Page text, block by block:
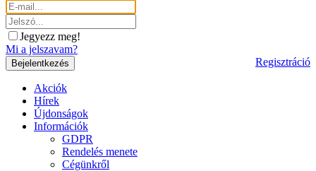
Jegyezz meg!
Mi a jelszavam?
Regisztráció
Akciók
Hírek
Újdonságok
Információk
GDPR
Rendelés menete
Cégünkről